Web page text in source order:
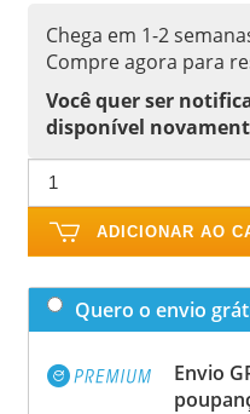
Chega em 1-2
Compre agora para
Você quer ser
disponível
ADICIONAR AO
Quero o envio
Envio